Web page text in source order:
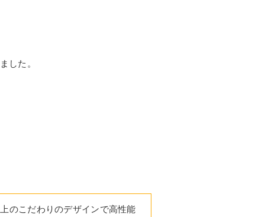
した。
のこだわりのデザインで高性能